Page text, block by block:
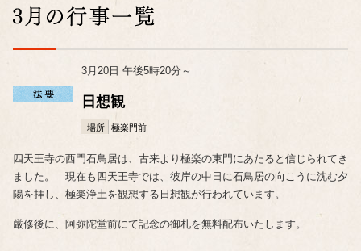
3月20日 午後5時20分～
日想観
場所 極楽門前
四天王寺の西門石鳥居は、古来より極楽の東門にあたると信じられてき
ました。 現在も四天王寺では、彼岸の中日に石鳥居の向こうに沈む夕
陽を拝し、極楽浄土を観想する日想観が行われています。
厳修後に、阿弥陀堂前にて記念の御札を無料配布いたします。